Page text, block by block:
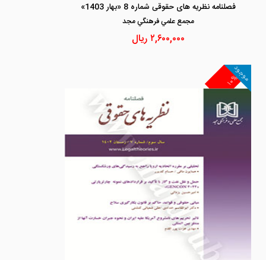
فصلنامه نظریه های حقوقی شماره 8 «بهار 1403»
مجمع علمي فرهنگي مجد
۲,۶۰۰,۰۰۰ریال
۱۰%
موجود